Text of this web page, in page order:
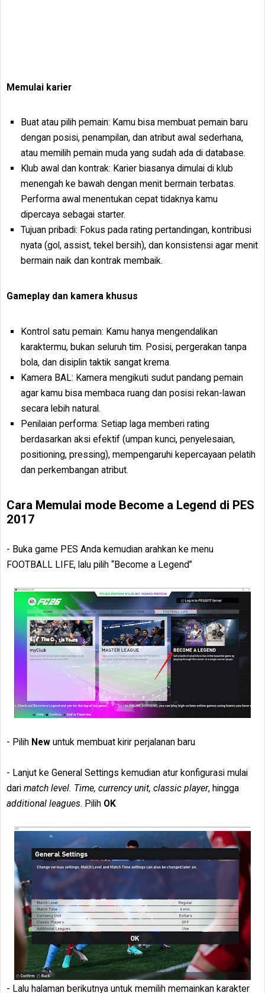
Memulai karier
Buat atau pilih pemain: Kamu bisa membuat pemain baru
dengan posisi, penampilan, dan atribut awal sederhana,
atau memilih pemain muda yang sudah ada di database.
Klub awal dan kontrak: Karier biasanya dimulai di klub
menengah ke bawah dengan menit bermain terbatas.
Performa awal menentukan cepat tidaknya kamu
dipercaya sebagai starter.
Tujuan pribadi: Fokus pada rating pertandingan, kontribusi
nyata (gol, assist, tekel bersih), dan konsistensi agar menit
bermain naik dan kontrak membaik.
Gameplay dan kamera khusus
Kontrol satu pemain: Kamu hanya mengendalikan
karaktermu, bukan seluruh tim. Posisi, pergerakan tanpa
bola, dan disiplin taktik sangat krema.
Kamera BAL: Kamera mengikuti sudut pandang pemain
agar kamu bisa membaca ruang dan posisi rekan-lawan
secara lebih natural.
Penilaian performa: Setiap laga memberi rating
berdasarkan aksi efektif (umpan kunci, penyelesaian,
positioning, pressing), mempengaruhi kepercayaan pelatih
dan perkembangan atribut.
Cara Memulai mode Become a Legend di PES
2017
- Buka game PES Anda kemudian arahkan ke menu
FOOTBALL LIFE, lalu pilih “Become a Legend”
- Pilih New untuk membuat kirir perjalanan baru
- Lanjut ke General Settings kemudian atur konfigurasi mulai
dari match level. Time, currency unit, classic player, hingga
additional leagues. Pilih OK
- Lalu halaman berikutnya untuk memilih memainkan karakter